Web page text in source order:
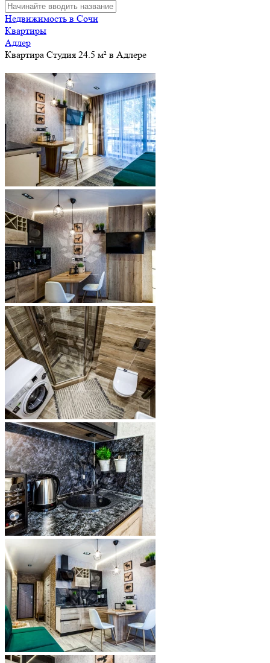
Недвижимость в Сочи
Квартиры
Адлер
Квартира Студия 24.5 м² в Адлере